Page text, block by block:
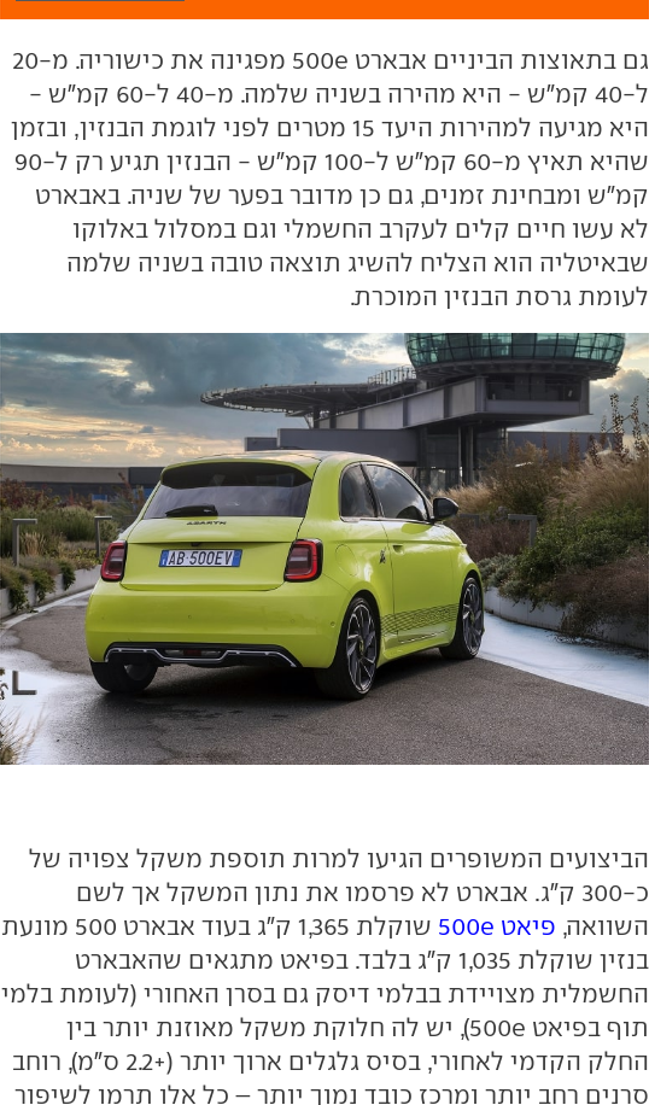
גם בתאוצות הביניים אבארט 500e מפגינה את כישוריה. מ-20
ל-40 קמ"ש - היא מהירה בשניה שלמה. מ-40 ל-60 קמ"ש -
היא מגיעה למהירות היעד 15 מטרים לפני לוגמת הבנזין, ובזמן
שהיא תאיץ מ-60 קמ"ש ל-100 קמ"ש - הבנזין תגיע רק ל-90
קמ"ש ומבחינת זמנים, גם כן מדובר בפער של שניה. באבארט
לא עשו חיים קלים לעקרב החשמלי וגם במסלול באלוקו
שבאיטליה הוא הצליח להשיג תוצאה טובה בשניה שלמה
לעומת גרסת הבנזין המוכרת.
הביצועים המשופרים הגיעו למרות תוספת משקל צפויה של
כ-300 ק"ג. אבארט לא פרסמו את נתון המשקל אך לשם
השוואה, פיאט 500e
שוקלת 1,365 ק"ג בעוד אבארט 500 מונעת
בנזין שוקלת 1,035 ק"ג בלבד. בפיאט מתגאים שהאבארט
החשמלית מצויידת בבלמי דיסק גם בסרן האחורי (לעומת בלמי
תוף בפיאט 500e), יש לה חלוקת משקל מאוזנת יותר בין
החלק הקדמי לאחורי, בסיס גלגלים ארוך יותר (+2.2 ס"מ), רוחב
סרנים רחב יותר ומרכז כובד נמוך יותר – כל אלו תרמו לשיפור